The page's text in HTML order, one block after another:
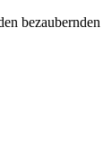
bezaubernden